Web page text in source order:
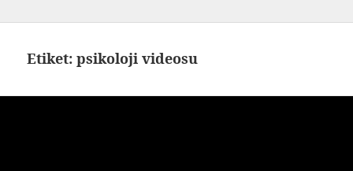
Etiket:psikoloji videosu